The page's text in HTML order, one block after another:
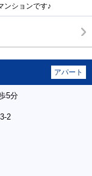
ンションです♪
アパート
5分
2